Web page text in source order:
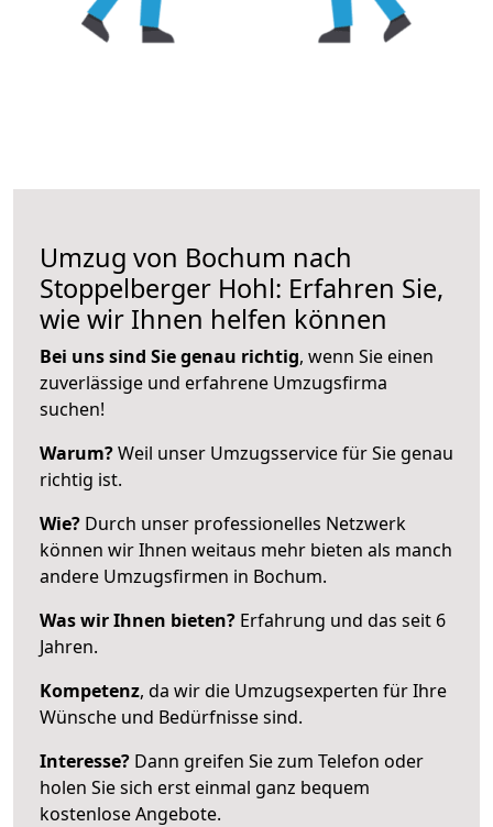
Umzug von Bochum nach
Stoppelberger Hohl: Erfahren Sie,
wie wir Ihnen helfen können
Bei uns sind Sie genau richtig, wenn Sie einen
zuverlässige und erfahrene Umzugsfirma
suchen!
Warum?Weil unser Umzugsservice für Sie genau
richtig ist.
Wie? Durch unser professionelles Netzwerk
können wir Ihnen weitaus mehr bieten als manch
andere Umzugsfirmen in Bochum.
Was wir Ihnen bieten? Erfahrung und das seit 6
Jahren.
Kompetenz, da wir die Umzugsexperten für Ihre
Wünsche und Bedürfnisse sind.
Interesse? Dann greifen Sie zum Telefon oder
holen Sie sich erst einmal ganz bequem
kostenlose Angebote.